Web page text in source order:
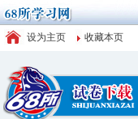
设为主页 收藏本页